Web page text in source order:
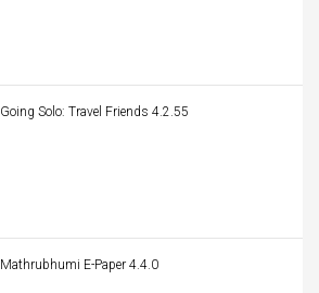
Going Solo: Travel Friends 4.2.55
Mathrubhumi E-Paper 4.4.0